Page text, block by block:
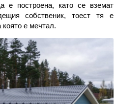
е построена, като се вземат
собственик, тоест тя е
е мечтал.